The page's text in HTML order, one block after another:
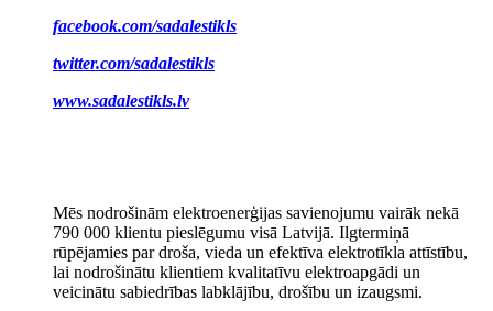
facebook.com/sadalestikls
twitter.com/sadalestikls
www.sadalestikls.lv
Mēs nodrošinām elektroenerģijas savienojumu vairāk nekā
790 000 klientu pieslēgumu visā Latvijā. Ilgtermiņā
rūpējamies par droša, vieda un efektīva elektrotīkla attīstību,
lai nodrošinātu klientiem kvalitatīvu elektroapgādi un
veicinātu sabiedrības labklājību, drošību un izaugsmi.